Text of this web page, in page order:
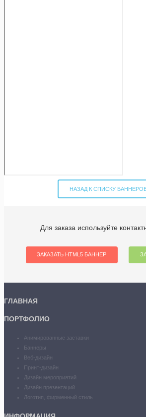
НАЗАД К СПИСКУ
Для заказа используйте
ЗАКАЗАТЬ HTML5 БАННЕР
ГЛАВНАЯ
ПОРТФОЛИО
Анимированные заставки
Баннеры
Веб-дизайн
Принт-дизайн
Дизайн мероприятий
Дизайн презентаций
Логотип, фирменный стиль